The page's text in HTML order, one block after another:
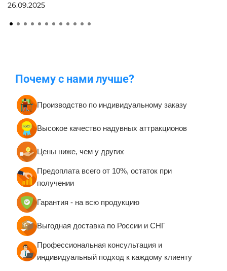
26.09.2025
Почему с нами лучше?
Производство по индивидуальному заказу
Высокое качество надувных аттракционов
Цены ниже, чем у других
Предоплата всего от 10%, остаток при
получении
Гарантия - на всю продукцию
Выгодная доставка по России и СНГ
Профессиональная консультация и
индивидуальный подход к каждому клиенту